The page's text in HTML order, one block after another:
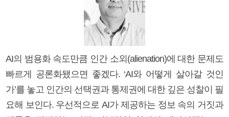
AI의 범용화 속도만큼 인간 소외(alienation)에 대한 문제도
빠르게 공론화됐으면 좋겠다. ‘AI와 어떻게 살아갈 것인
가’를 놓고 인간의 선택권과 통제권에 대한 깊은 성찰이 필
요해 보인다. 우선적으로 AI가 제공하는 정보 속의 거짓과